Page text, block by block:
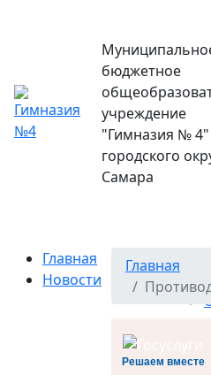
бюджетное
учреждение
"Гимназия № 4"
городского
Самара
Главная
Новости
Главная
Решаем вместе